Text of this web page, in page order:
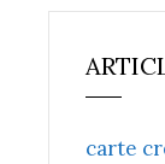
carte